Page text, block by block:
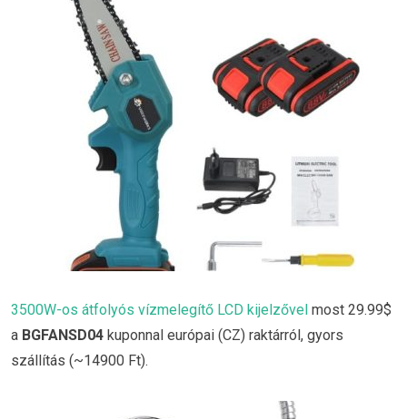
3500W-os átfolyós vízmelegítő LCD kijelzővel most 29.99$
a BGFANSD04 kuponnal európai (CZ) raktárról, gyors
szállítás (~14900 Ft).